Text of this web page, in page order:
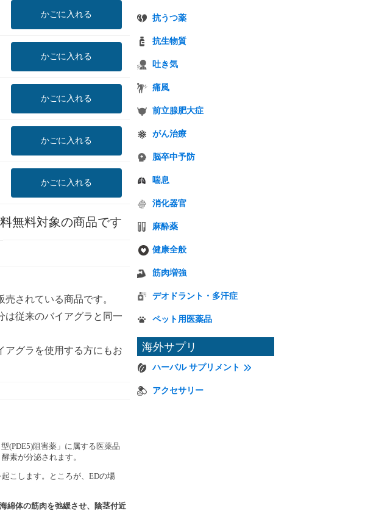
かごに入れる
かごに入れる
かごに入れる
かごに入れる
かごに入れる
無料対象の商品です
されている商品です。
は従来のバイアグラと同一
アグラを使用する方にもお
(PDE5)阻害薬」に属する医薬品
素が分泌されます。
こします。ところが、EDの場
綿体の筋肉を弛緩させ、陰茎付近
抗うつ薬
抗生物質
吐き気
痛風
前立腺肥大症
がん治療
脳卒中予防
喘息
消化器官
麻酔薬
健康全般
筋肉増強
デオドラント・多汗症
ペット用医薬品
海外サプリ
ハーバル サプリメント
アクセサリー